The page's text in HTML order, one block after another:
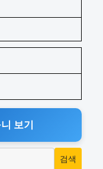
보기